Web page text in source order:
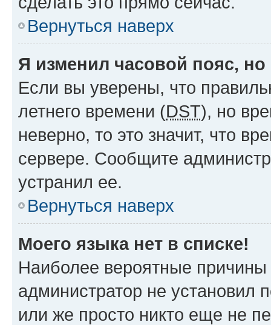
Вернуться наверх
Я изменил часовой пояс,
Если вы уверены, что
летнего времени (DST), но
неверно, то это значит, что
сервере. Сообщите
устранил ее.
Вернуться наверх
Моего языка нет в списке!
Наиболее вероятные причины
администратор не установил
или же просто никто еще не